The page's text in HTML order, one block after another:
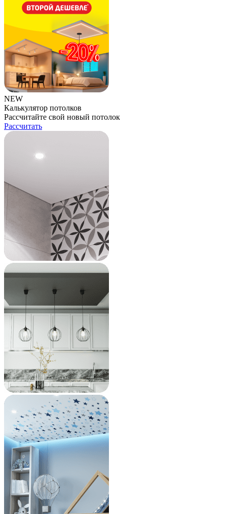
NEW
Калькулятор потолков
Рассчитайте свой новый потолок
Рассчитать